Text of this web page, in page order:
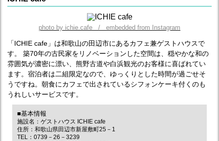
photo by ichie.cafe / embedded from Instagram
「ICHIE cafe」は和歌山の田辺市にあるカフェ兼ゲストハウスで
す。 築70年の古民家をリノベーションした空間は、穏やかな和の
雰囲気が濃密に漂い、熊野古道や白浜観光のお客様に喜ばれてい
ます。宿泊者は二組限定なので、ゆっくりとした時間が過ごせそ
うですね。朝食にカフェで出されているシフォンケーキ付くのも
うれしいサービスです。
■基本情報
施設名：ゲストハウス ICHIE cafe
住所：和歌山県田辺市新屋敷町25－1
TEL：0739－26－3239